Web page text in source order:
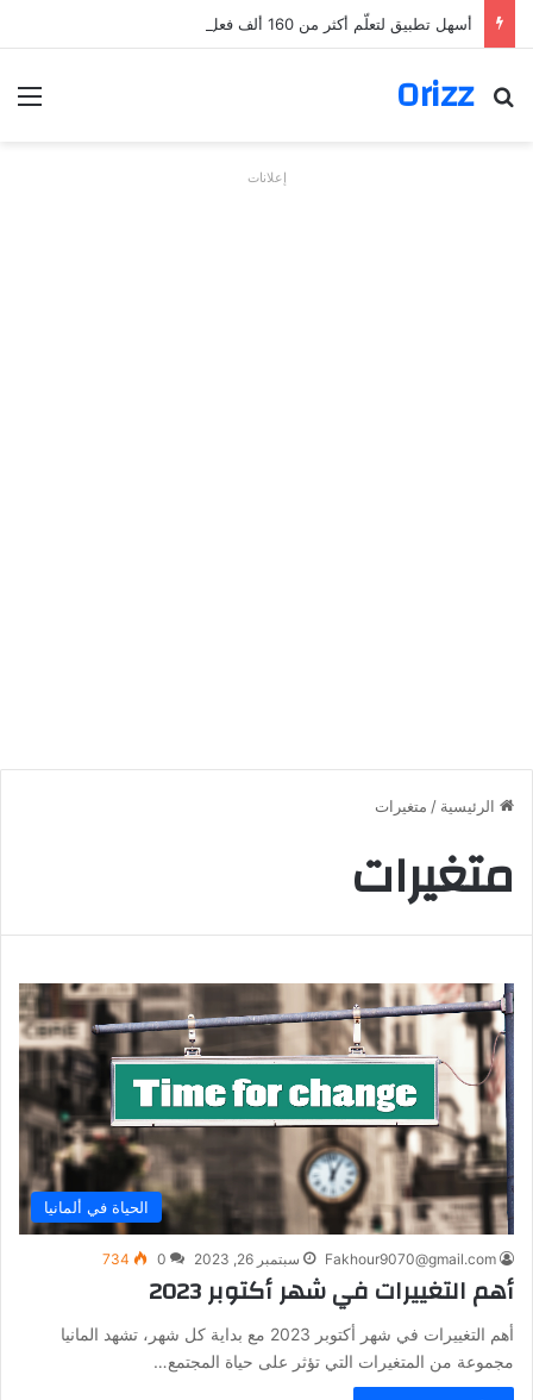
أسهل تطبيق لتعلّم أكثر من 160 ألف فعل بالألمانية
Orizz
بحث عن
إعلانات
الرئيسية / متغيرات
متغيرات
الحياة في ألمانيا
Fakhour9070@gmail.com سبتمبر 26, 2023 0
734
أهم التغييرات في شهر أكتوبر 2023
أهم التغييرات في شهر أكتوبر 2023 مع بداية كل شهر، تشهد المانيا
مجموعة من المتغيرات التي تؤثر على حياة المجتمع…